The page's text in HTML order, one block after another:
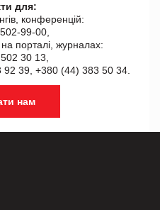
для:
конференцій:
99-00,
порталі, журналах:
30 13,
92 39, +380 (44) 383 50 34.
нам